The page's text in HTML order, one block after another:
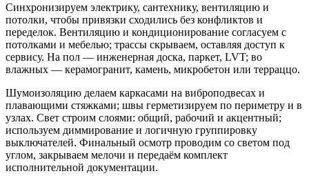
Синхронизируем электрику, сантехнику, вентиляцию и
потолки, чтобы привязки сходились без конфликтов и
переделок. Вентиляцию и кондиционирование согласуем с
потолками и мебелью; трассы скрываем, оставляя доступ к
сервису. На пол — инженерная доска, паркет, LVT; во
влажных — керамогранит, камень, микробетон или терраццо.
Шумоизоляцию делаем каркасами на виброподвесах и
плавающими стяжками; швы герметизируем по периметру и в
узлах. Свет строим слоями: общий, рабочий и акцентный;
используем диммирование и логичную группировку
выключателей. Финальный осмотр проводим со светом под
углом, закрываем мелочи и передаём комплект
исполнительной документации.